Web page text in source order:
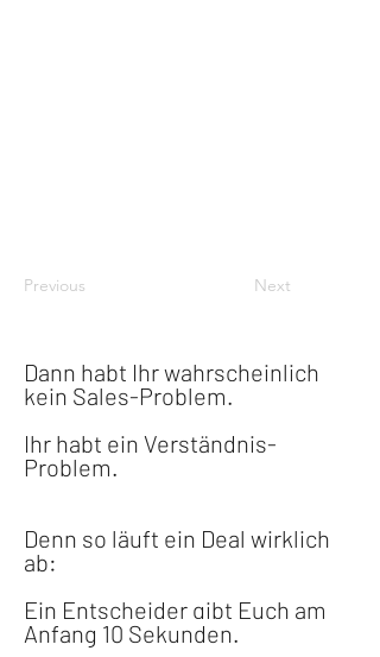
Previous Next
Dann habt Ihr wahrscheinlich
kein Sales-Problem.
Ihr habt ein Verständnis-
Problem.
Denn so läuft ein Deal wirklich
ab:
Ein Entscheider gibt Euch am
Anfang 10 Sekunden.